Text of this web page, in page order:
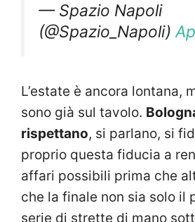
— Spazio Napoli
(@Spazio_Napoli)
L’estate è ancora lontana,
sono già sul tavolo.
rispettano, si parlano, si
proprio questa fiducia a
affari possibili prima che
che la finale non sia solo il
serie di strette di mano